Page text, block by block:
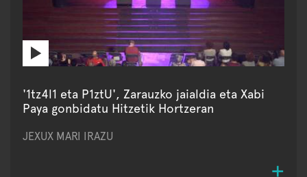
'1tz4l1 eta P1ztU', Zarauzko jaialdia eta Xabi
Paya gonbidatu Hitzetik Hortzeran
JEXUX MARI IRAZU